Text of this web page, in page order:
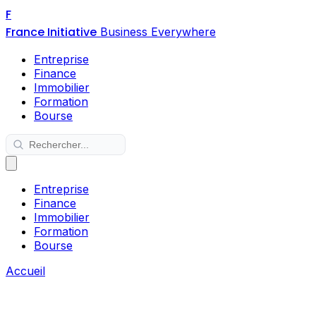
F
France Initiative Business Everywhere
Entreprise
Finance
Immobilier
Formation
Bourse
Entreprise
Finance
Immobilier
Formation
Bourse
Accueil